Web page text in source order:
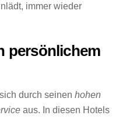
immer wieder
persönlichem
durch seinenhohen
aus. In diesen Hotels